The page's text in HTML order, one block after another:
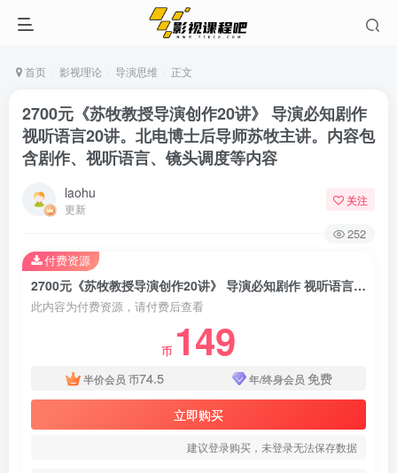
首页 影视理论 导演思维 正文
2700元《苏牧教授导演创作20讲》 导演必知剧作
视听语言20讲。北电博士后导师苏牧主讲。内容包
含剧作、视听语言、镜头调度等内容
laohu
更新
关注
252
2700元《苏牧教授导演创作20讲》 导演必知剧作 视听语言20讲。北电博士后导师苏牧主讲。内容包含剧作、视听语言、镜头调度等内容
此内容为付费资源，请付费后查看
币 149
半价会员 币74.5 年/终身会员 免费
立即购买
建议登录购买，未登录无法保存数据
付费资源